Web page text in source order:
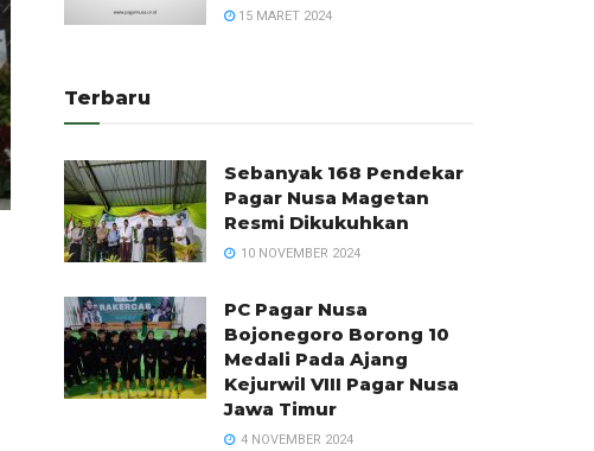
15 MARET 2024
Terbaru
Sebanyak 168 Pendekar
Pagar Nusa Magetan
Resmi Dikukuhkan
10 NOVEMBER 2024
PC Pagar Nusa
Bojonegoro Borong 10
Medali Pada Ajang
Kejurwil VIII Pagar Nusa
Jawa Timur
4 NOVEMBER 2024